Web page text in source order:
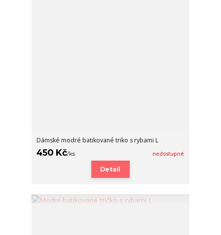
Dámské modré batikované triko s rybami L
450 Kč/ks nedostupné
Detail